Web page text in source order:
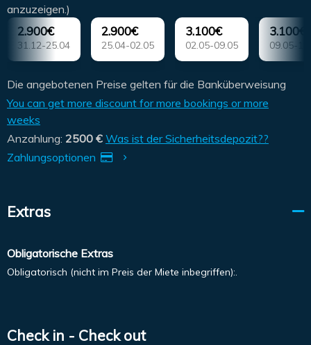
anzuzeigen.)
2.900€
31.12-25.04
2.900€
25.04-02.05
3.100€
02.05-09.05
3.100€
09.05-
Die angebotenen Preise gelten für die Banküberweisung
You can get more discount for more bookings or more
weeks
Anzahlung: 2500 € Was ist der Sicherheitsdepozit??
Zahlungsoptionen
Extras
Obligatorische Extras
Obligatorisch (nicht im Preis der Miete inbegriffen):.
Check in - Check out